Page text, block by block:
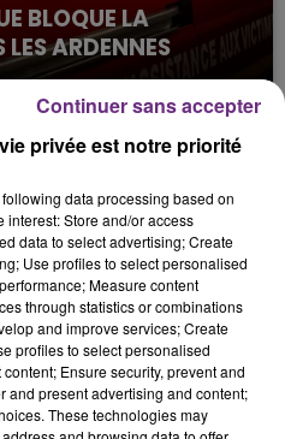
BLOQUE LA
ARDENNES
déclaré ce mercredi en
19h38
19h38
privée est notre priorité
data processing based on
Store and/or access
data to select advertising; Create
Use profiles to select personalised
Measure content
through statistics or combinations
and improve services; Create
profiles to select personalised
Ensure security, prevent and
and present advertising and content;
These technologies may
Continuer sans accepter